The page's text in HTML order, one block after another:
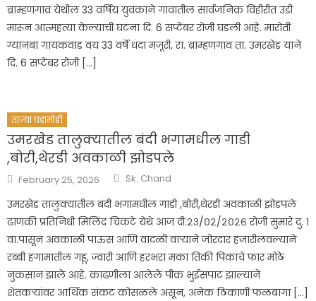
ब्राम्हणगाव येथील 33 वर्षिय युवकाने गावातील सार्वजनिक विहीरीत उडी
मारून आत्महत्या केल्याची घटना दि. 6 सप्टेंबर रोजी घडली आहे. मारोती
ग्यानबा गायकवाड वय 33 वर्षे धंदा मजूरी, रा. ब्राम्हणगाव ता. उमरखेड याने
दि. 6 सप्टेंबर रोजी […]
ताज्या घडामोडी
उमरखेड तालुक्यातील बंदी भगामधील गाडी
,बोरी,थेरडी अवकाळी झोडपले
Posted
on
February 25, 2026 Author
Sk. Chand
उमरखेड तालुक्यातील बंदी भगामधील गाडी ,बोरी,थेरडी अवकाळी झोडपले
ढाणकी प्रतिनिधी मिलिंद चिकटे येथे आज दी.२३/०२/२०२६ रोजी सुमारे दु. १
वा.पासून अवकाळी पाऊस आणि वादळी वाऱ्याने जोरदार हजारीलवल्याने
रब्बी हंगामातील गहू, ज्वारी आणि हरभरा मका तिकी पिकांचे फार मोठे
नुकसान झाले आहे. काढणीला आलेले पीक भुईसपाट झाल्याने
शेतकऱ्यांवर आर्थिक संकट कोसळले असून, अनेक ठिकाणी फळबागा […]